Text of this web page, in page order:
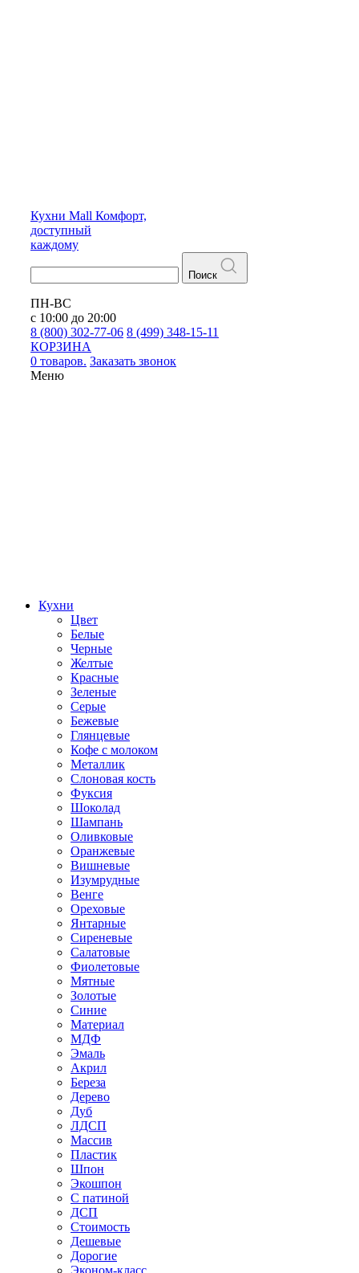
Кухни Mall Комфорт,
доступный
каждому
Поиск
ПН-ВС
с 10:00 до 20:00
8 (800) 302-77-06 8 (499) 348-15-11
КОРЗИНА
0 товаров. Заказать звонок
Меню
Кухни
Цвет
Белые
Черные
Желтые
Красные
Зеленые
Серые
Бежевые
Глянцевые
Кофе с молоком
Металлик
Слоновая кость
Фуксия
Шоколад
Шампань
Оливковые
Оранжевые
Вишневые
Изумрудные
Венге
Ореховые
Янтарные
Сиреневые
Салатовые
Фиолетовые
Мятные
Золотые
Синие
Материал
МДФ
Эмаль
Акрил
Береза
Дерево
Дуб
ЛДСП
Массив
Пластик
Шпон
Экошпон
С патиной
ДСП
Стоимость
Дешевые
Дорогие
Эконом-класс